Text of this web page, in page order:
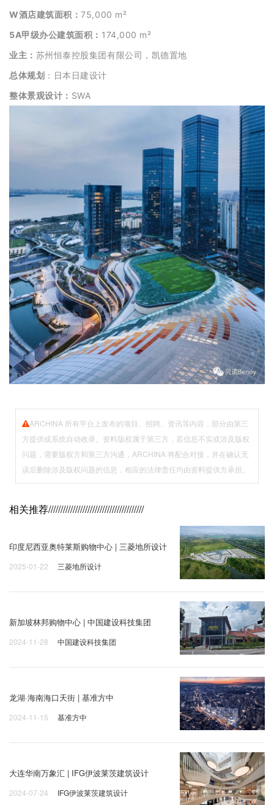
W酒店建筑面积：75,000 m²
5A甲级办公建筑面积： 174,000 m²
业主： 苏州恒泰控股集团有限公司，凯德置地
总体规划 ：日本日建设计
整体景观设计： SWA
ARCHINA 所有平台上发布的项目、招聘、资讯等内容，部分由第三
方提供或系统自动收录。资料版权属于第三方，若信息不实或涉及版权
问题，需要版权方和第三方沟通，ARCHINA 将配合对接，并在确认无
误后删除涉及版权问题的信息，相应的法律责任均由资料提供方承担。
相关推荐///////////////////////////////////////
印度尼西亚奥特莱斯购物中心 | 三菱地所设计
2025-01-22 三菱地所设计
新加坡林邦购物中心 | 中国建设科技集团
2024-11-28 中国建设科技集团
龙湖·海南海口天街 | 基准方中
2024-11-15 基准方中
大连华南万象汇 | IFG伊波莱茨建筑设计
2024-07-24 IFG伊波莱茨建筑设计